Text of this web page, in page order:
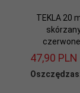
TEKLA 20
47,90 PLN